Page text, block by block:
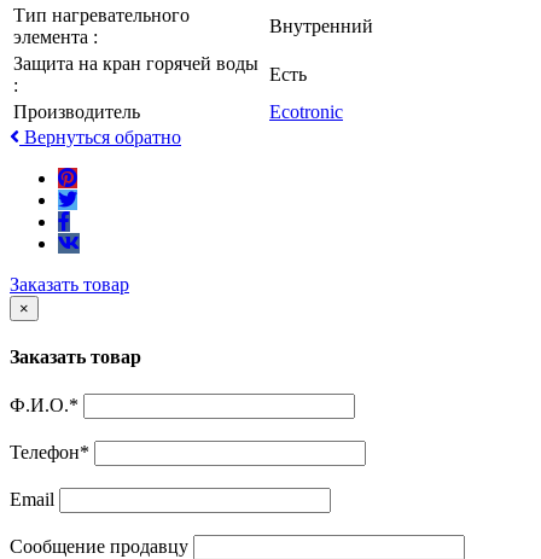
Тип нагревательного
элемента :
Внутренний
Защита на кран горячей воды
:
Есть
Производитель
Ecotronic
Вернуться обратно
Заказать товар
×
Заказать товар
Ф.И.О.*
Телефон*
Email
Сообщение продавцу